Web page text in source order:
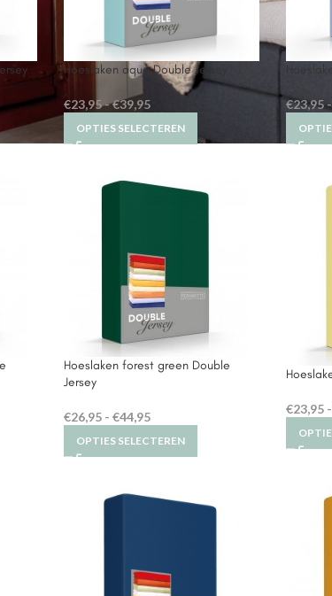
Hoeslaken aqua Double Jersey
€23,95-€39,95
OPTIES SELECTEREN
€23,95-
Hoeslaken forest green Double
Jersey
€26,95 - €44,95
OPTIES SELECTEREN
€23,95 -